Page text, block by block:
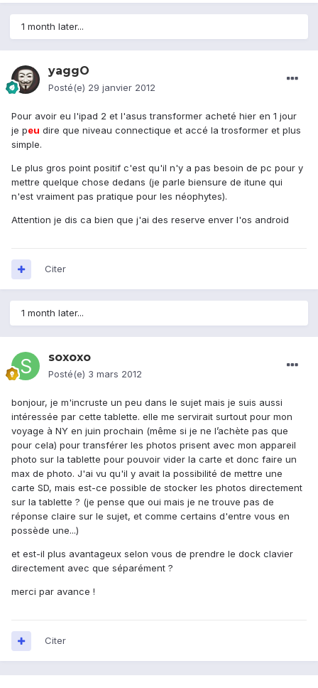
1 month later...
yaggO
Posté(e) 29 janvier 2012
Pour avoir eu l'ipad 2 et l'asus transformer acheté hier en 1 jour
je peu dire que niveau connectique et accé la trosformer et plus
simple.
Le plus gros point positif c'est qu'il n'y a pas besoin de pc pour y
mettre quelque chose dedans (je parle biensure de itune qui
n'est vraiment pas pratique pour les néophytes).
Attention je dis ca bien que j'ai des reserve enver l'os android
Citer
1 month later...
soxoxo
Posté(e) 3 mars 2012
bonjour, je m'incruste un peu dans le sujet mais je suis aussi
intéressée par cette tablette. elle me servirait surtout pour mon
voyage à NY en juin prochain (même si je ne l’achète pas que
pour cela) pour transférer les photos prisent avec mon appareil
photo sur la tablette pour pouvoir vider la carte et donc faire un
max de photo. J'ai vu qu'il y avait la possibilité de mettre une
carte SD, mais est-ce possible de stocker les photos directement
sur la tablette ? (je pense que oui mais je ne trouve pas de
réponse claire sur le sujet, et comme certains d'entre vous en
possède une...)
et est-il plus avantageux selon vous de prendre le dock clavier
directement avec que séparément ?
merci par avance !
Citer